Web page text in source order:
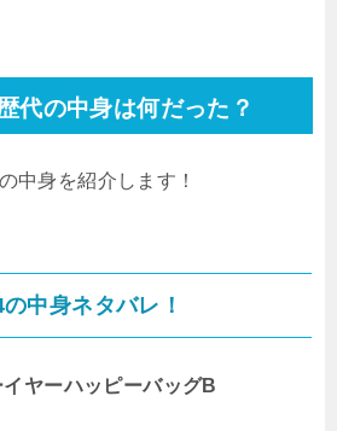
代の中身は何だった？
中身を紹介します！
中身ネタバレ！
ヤーハッピーバッグB